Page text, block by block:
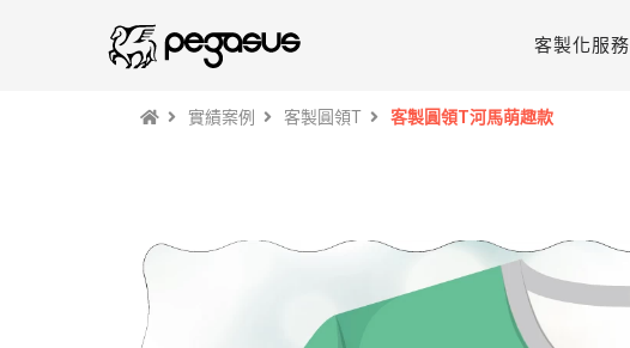
客製化服務
實績案例 客製圓領T 客製圓領T河馬萌趣款